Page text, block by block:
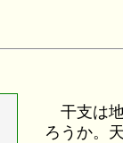
干支は
ろうか。